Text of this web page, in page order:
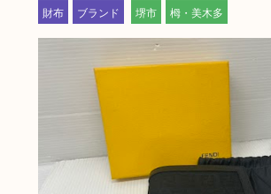
財布
ブランド 堺市 栂・美木多